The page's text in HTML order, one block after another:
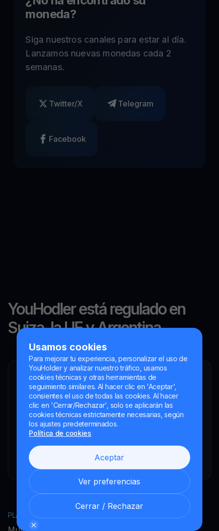
Usamos cookies
Para mejorar tu experiencia, personalizar el uso de
YouHolder y analizar nuestro tráfico, usamos
cookies técnicas y otras herramientas de
seguimiento similares. Al hacer clic en 'Aceptar',
consientes el uso de todas las cookies. Al hacer
clic en 'Cerrar/Rechazar', solo se aplicarán las
cookies técnicas estrictamente necesarias, según
los ajustes predeterminados.
Política de cookies
Aceptar
Ver preferencias
Cerrar / Rechazar
moneda?
Siga nuestros canales para estar al día.
Lanzamos nuevas monedas cada 2
semanas.
Twitter/X Telegram
Facebook
YouHodler está regulado en
Suiza, la UE y Argentina.
YouHodler SA
Intermediario financiero registrado
YouHodler Italy S.R.L.
Registered as a VASP with the OAM
YouHodler SA
Registrada como VASP en el Banco de España
Registered as a VASP with the CNV.
PLATAFORMA